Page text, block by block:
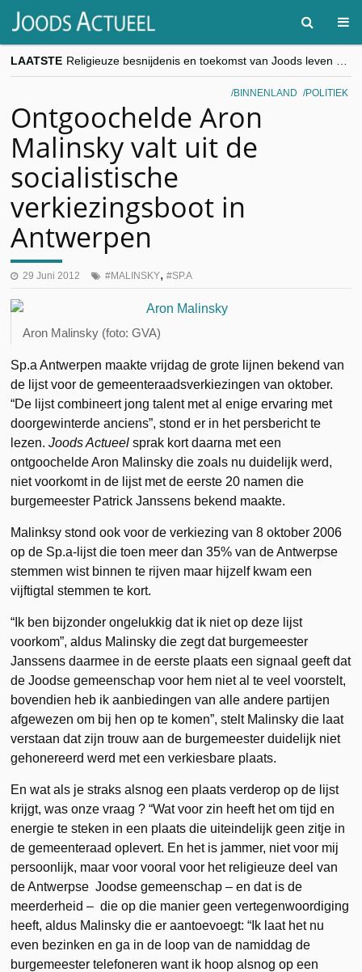
LAATSTE
“Besnijdenisdebat toont hoe moeilijk seculiere Westen minderheden begrijpt”, Jinnih Beels (Vooruit)
CITYTRIP | ROEMENIË – Boekarest: de verrassing van Oost-Europa
BINNENLAND POLITIEK
Ontgoochelde Aron
Malinsky valt uit de
socialistische
verkiezingsboot in
Antwerpen
29 Juni 2012 MALINSKY, SP.A
Aron Malinsky (foto: GVA)
Sp.a Antwerpen maakte vrijdag de grote lijnen bekend van
de lijst voor de gemeenteraadsverkiezingen van oktober.
“De lijst combineert jong talent met al enige ervaring met
doorgewinterde anciens”, stond er in het persbericht te
lezen.Joods Actueel sprak kort daarna met een
ontgoochelde Aron Malinsky die zoals nu duidelijk werd,
niet voorkomt in de lijst met de eerste 20 namen die
burgemeester Patrick Janssens bekend maakte.
Malinksy stond ook voor de verkiezing van 8 oktober 2006
op de Sp.a-lijst die toen meer dan 35% van de Antwerpse
stemmen wist binnen te rijven maar hijzelf kwam een
vijftigtal stemmen te kort.
“Ik ben bijzonder ongelukkig dat ik niet op deze lijst
voorkom”, aldus Malinsky die zegt dat burgemeester
Janssens daarmee in de eerste plaats een signaal geeft dat
de Joodse gemeenschap voor hem niet al te veel voorstelt,
bovendien heb ik aanbiedingen van alle andere partijen
afgewezen om bij hen op te komen”, stelt Malinsky die laat
verstaan dat zijn trouw aan de burgemeester duidelijk niet
gehonereerd werd met een verkiesbare plaats.
En wat als je straks alsnog een plaats verderop op de lijst
krijgt, was onze vraag ? “Wat voor zin heeft het om tijd en
energie te steken in een plaats die uiteindelijk geen zitje in
de gemeenteraad oplevert. En het is jammer, niet voor mij
persoonlijk, maar voor vooral voor het religieuze deel van
de Antwerpse Joodse gemeenschap – en dat is de
meerderheid – die op die manier geen vertegenwoordiging
heeft, aldus Malinsky die er aantoevoegt: “Ik laat het nu
even bezinken en ga in de loop van de namiddag de
burgemeester telefoneren want ik hoop alsnog op een